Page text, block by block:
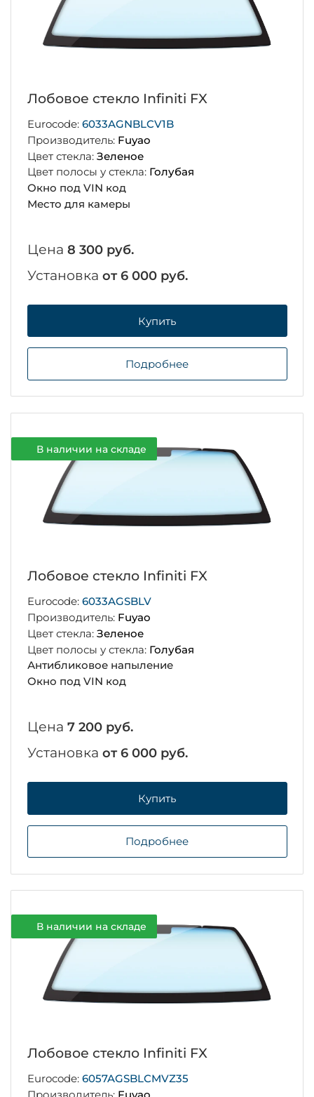
Лобовое стекло Infiniti FX
Eurocode: 6033AGNBLCV1B
Производитель: Fuyao
Цвет стекла: Зеленое
Цвет полосы у стекла: Голубая
Окно под VIN код
Место для камеры
Цена 8 300 руб.
Установка от 6 000 руб.
Купить
Подробнее
В наличии на складе
Лобовое стекло Infiniti FX
Eurocode: 6033AGSBLV
Производитель: Fuyao
Цвет стекла: Зеленое
Цвет полосы у стекла: Голубая
Антибликовое напыление
Окно под VIN код
Цена 7 200 руб.
Установка от 6 000 руб.
Купить
Подробнее
В наличии на складе
Лобовое стекло Infiniti FX
Eurocode: 6057AGSBLCMVZ35